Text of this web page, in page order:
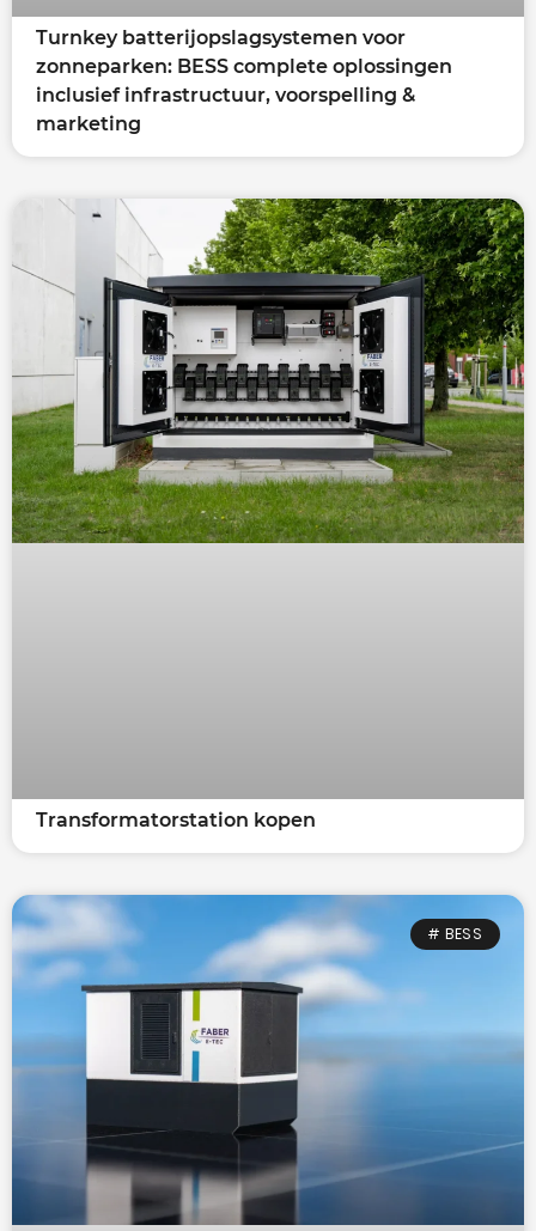
Turnkey batterijopslagsystemen voor
zonneparken: BESS complete oplossingen
inclusief infrastructuur, voorspelling &
marketing
Transformatorstation kopen
# BESS